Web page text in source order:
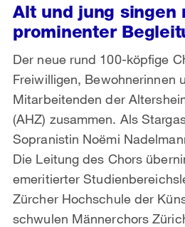
Alt und jung singen
prominenter
Der neue rund 100-köpfige
Freiwilligen, Bewohnerinnen
Mitarbeitenden der
(AHZ) zusammen. Als
Sopranistin Noëmi
Die Leitung des Chors
emeritierter
Zürcher Hochschule der
schwulen Männerchors